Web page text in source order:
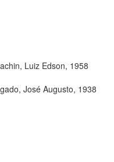
Luiz Edson, 1958
José Augusto, 1938